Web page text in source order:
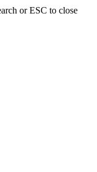
or ESC to close